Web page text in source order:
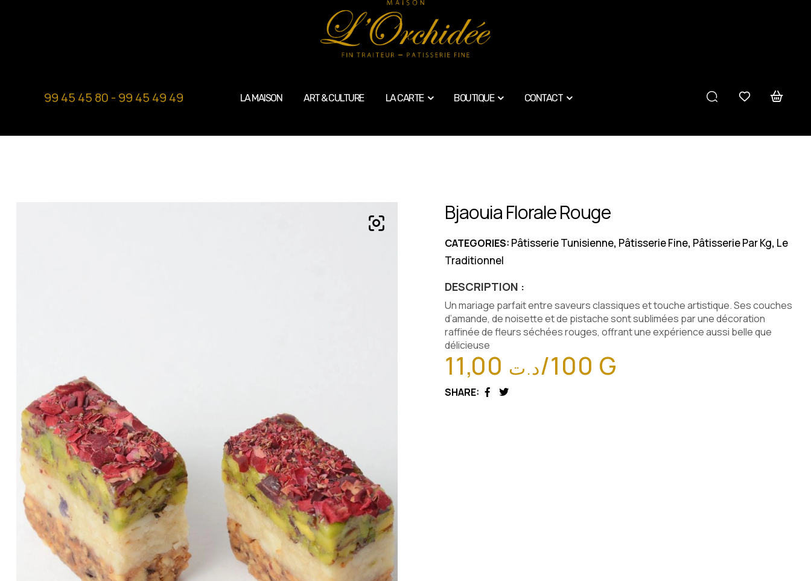
99 45 45 80 - 99 45 49 49 LA MAISON ART & CULTURE LA CARTE BOUTIQUE CONTACT
Bjaouia Florale Rouge
CATEGORIES: Pâtisserie Tunisienne, Pâtisserie Fine, Pâtisserie Par Kg, Le
Traditionnel
DESCRIPTION :
Un mariage parfait entre saveurs classiques et touche artistique. Ses couches
d’amande, de noisette et de pistache sont sublimées par une décoration
raffinée de fleurs séchées rouges, offrant une expérience aussi belle que
délicieuse
د.ت/100 G
SHARE:
Facebook
Twitter